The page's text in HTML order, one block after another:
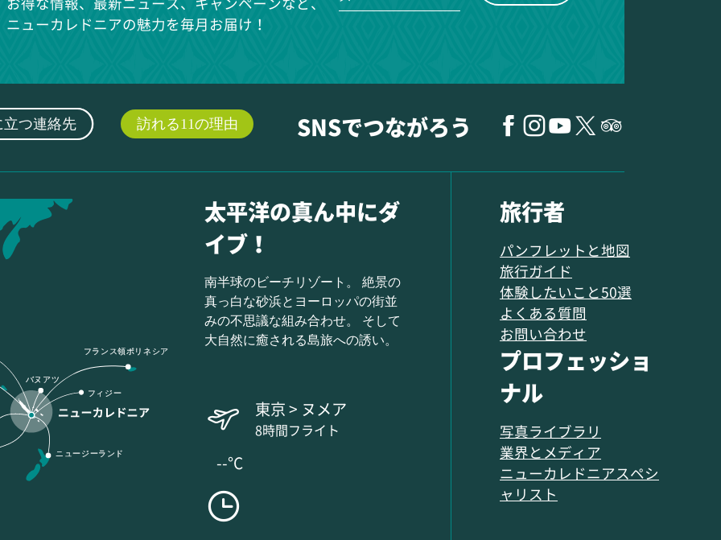
お得な情報、最新ニュース、キャンペーンなど、
ニューカレドニアの魅力を毎月お届け！
立つ連絡先 訪れる11の理由 SNSでつながろう
フランス領ポリネシア
フィジー
ニュージーランド
バヌアツ
太平洋の真ん中にダ
イブ！
南半球のビーチリゾート。 絶景の
真っ白な砂浜とヨーロッパの街並
みの不思議な組み合わせ。 そして
大自然に癒される島旅への誘い。
東京 > ヌメア
8時間フライト
--°C
旅行者
パンフレットと地図
旅行ガイド
体験したいこと50選
よくある質問
お問い合わせ
プロフェッショ
ナル
写真ライブラリ
業界とメディア
ニューカレドニアスペシ
ャリスト